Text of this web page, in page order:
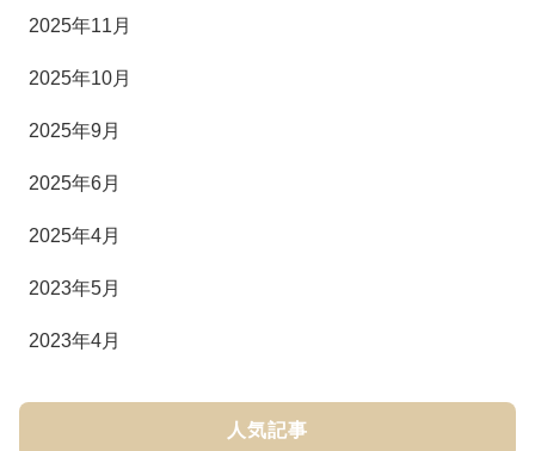
2025年11月
2025年10月
2025年9月
2025年6月
2025年4月
2023年5月
2023年4月
人気記事